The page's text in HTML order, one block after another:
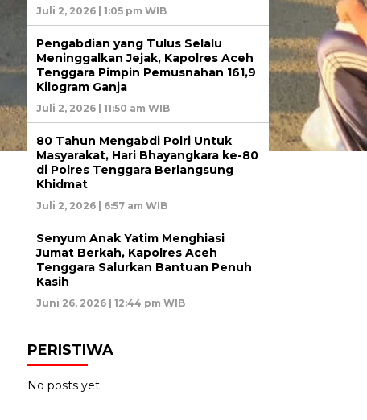
Juli 2, 2026 | 1:05 pm WIB
Pengabdian yang Tulus Selalu
Meninggalkan Jejak, Kapolres Aceh
Tenggara Pimpin Pemusnahan 161,9
Kilogram Ganja
Juli 2, 2026 | 11:50 am WIB
80 Tahun Mengabdi Polri Untuk
Masyarakat, Hari Bhayangkara ke-80
di Polres Tenggara Berlangsung
Khidmat
Juli 2, 2026 | 6:57 am WIB
Senyum Anak Yatim Menghiasi
Jumat Berkah, Kapolres Aceh
Tenggara Salurkan Bantuan Penuh
Kasih
Juni 26, 2026 | 12:44 pm WIB
PERISTIWA
No posts yet.